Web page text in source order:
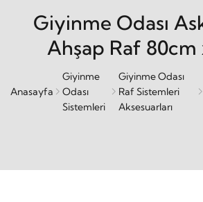
Giyinme Odası
Ahşap Raf 80cm
Anasayfa
Giyinme
Odası
Sistemleri
Giyinme Odası
Raf Sistemleri
Aksesuarları